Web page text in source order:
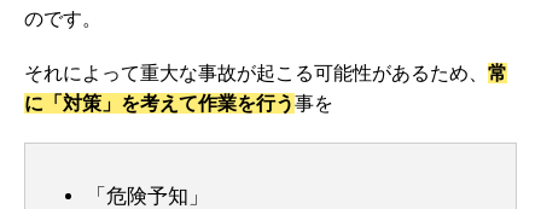
のです。
それによって重大な事故が起こる可能性があるため、 常
に「対策」を考えて作業を行う事を
「危険予知」